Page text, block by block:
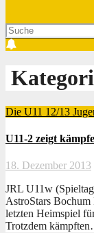
Die U11 12/13
U11-2 zeigt
18. Dezember 2013
JRL U11w
AstroStars
letzten Heimspiel
Trotzdem